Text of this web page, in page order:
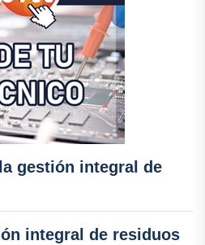
gestión integral de
integral de residuos